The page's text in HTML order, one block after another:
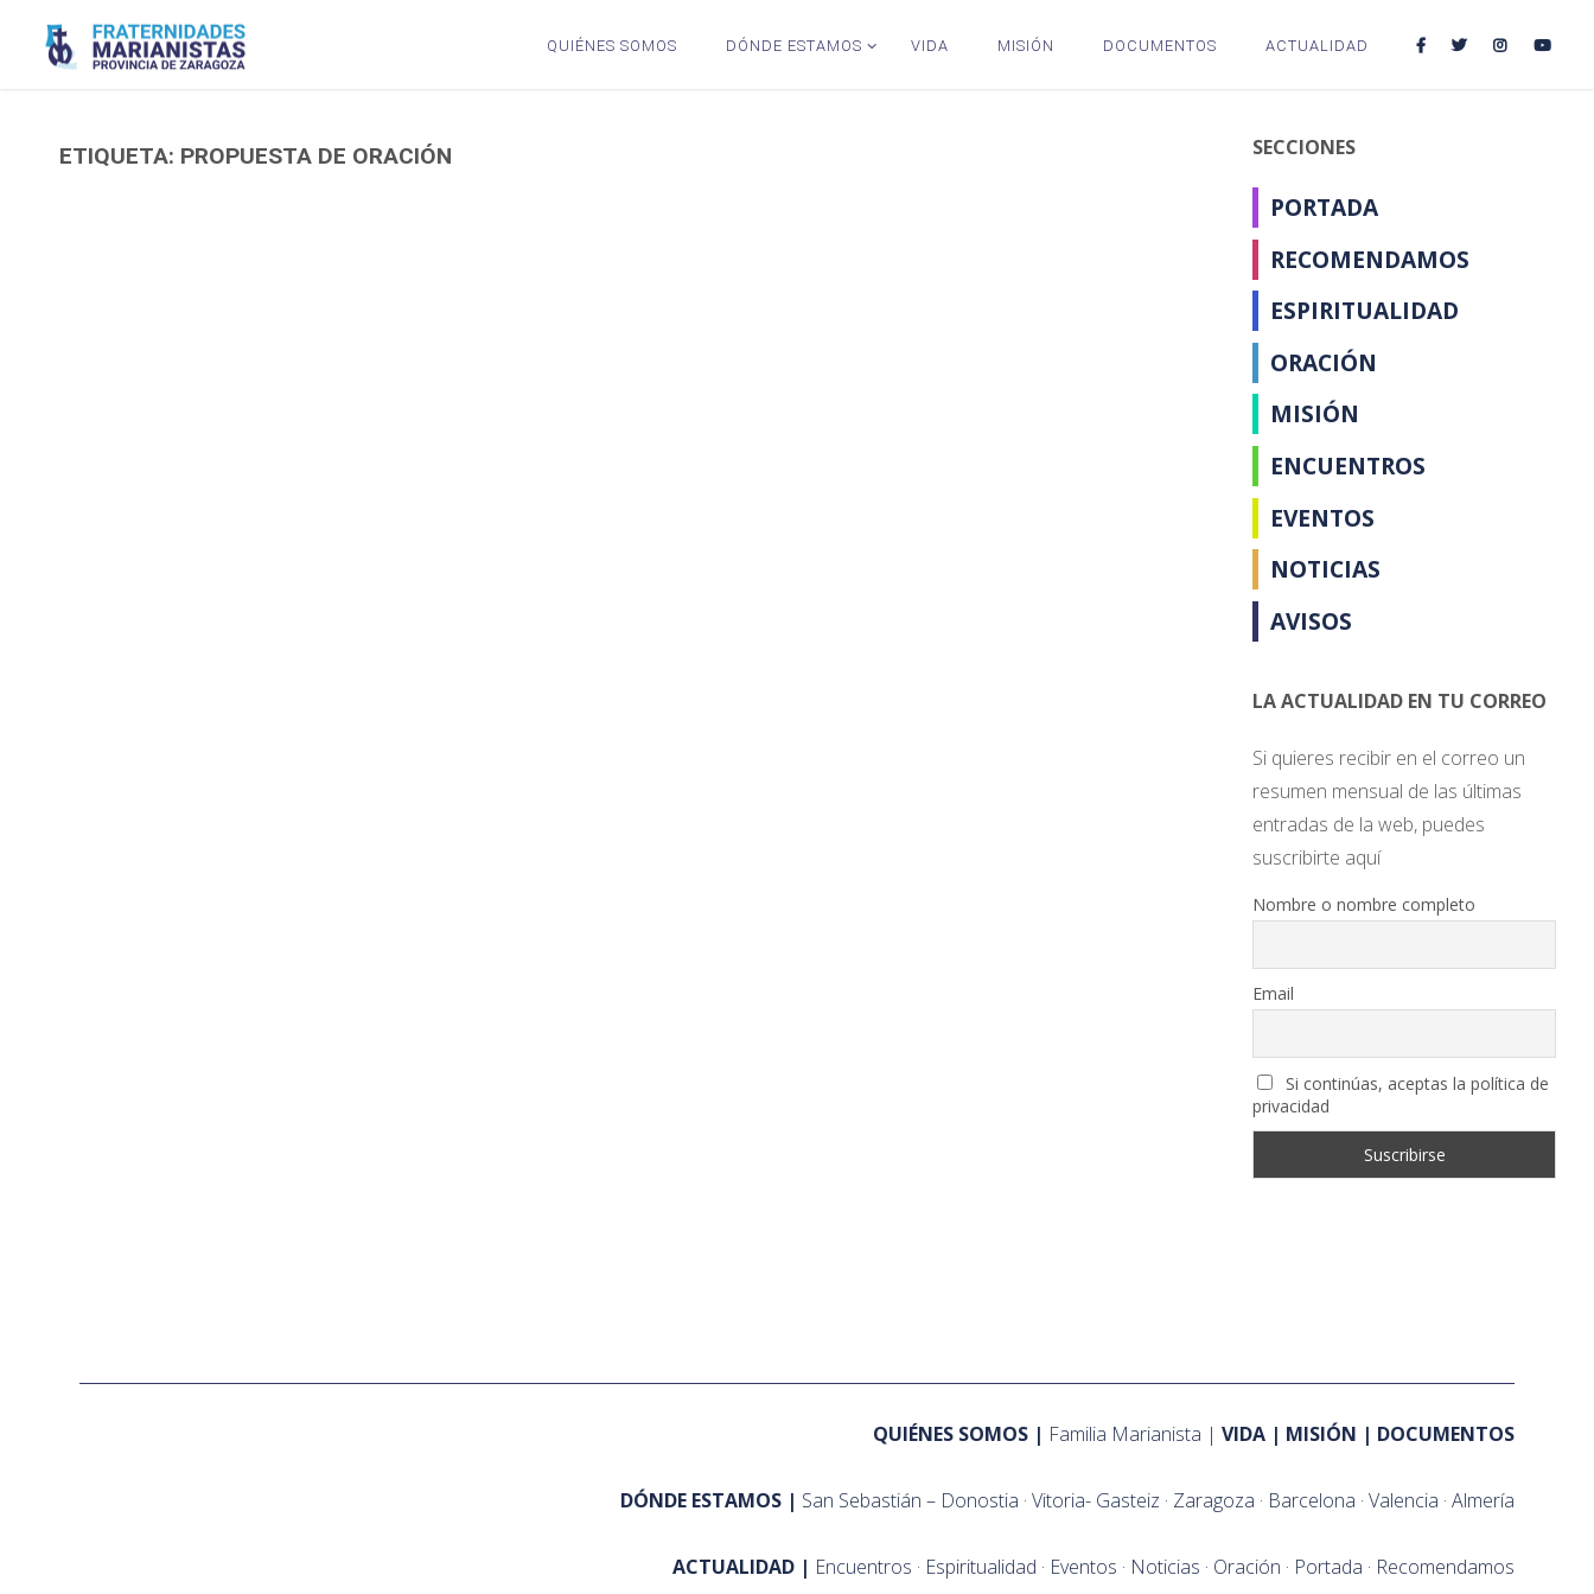
QUIÉNES SOMOS DÓNDE ESTAMOS VIDA MISIÓN DOCUMENTOS ACTUALIDAD
ETIQUETA: PROPUESTA DE ORACIÓN SECCIONES
PORTADA
RECOMENDAMOS
ESPIRITUALIDAD
ORACIÓN
MISIÓN
ENCUENTROS
EVENTOS
NOTICIAS
AVISOS
LA ACTUALIDAD EN TU CORREO
Si quieres recibir en el correo un
resumen mensual de las últimas
entradas de la web, puedes
suscribirte aquí
Nombre o nombre completo
Email
Si continúas, aceptas la política de
privacidad
QUIÉNES SOMOS Familia Marianista VIDA MISIÓN DOCUMENTOS
DÓNDE ESTAMOS San Sebastián – Donostia Vitoria- Gasteiz Zaragoza Barcelona Valencia Almería
ACTUALIDAD Encuentros Espiritualidad Eventos Noticias Oración Portada Recomendamos